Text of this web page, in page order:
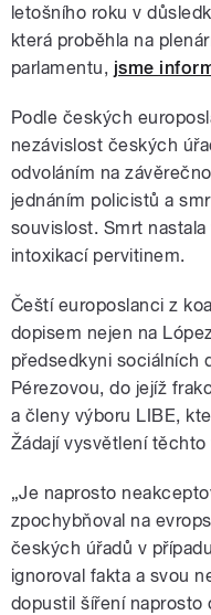
letošního roku v
která proběhla na
parlamentu, jsme
Podle českých
nezávislost českých
odvoláním na
jednáním policistů a
souvislost. Smrt
intoxikací pervitinem.
Čeští europoslanci z
dopisem nejen na
předsedkyni sociálních
Pérezovou, do jejíž
a členy výboru LIBE,
Žádají vysvětlení
„Je naprosto
zpochybňoval na
českých úřadů v
ignoroval fakta a svou
dopustil šíření